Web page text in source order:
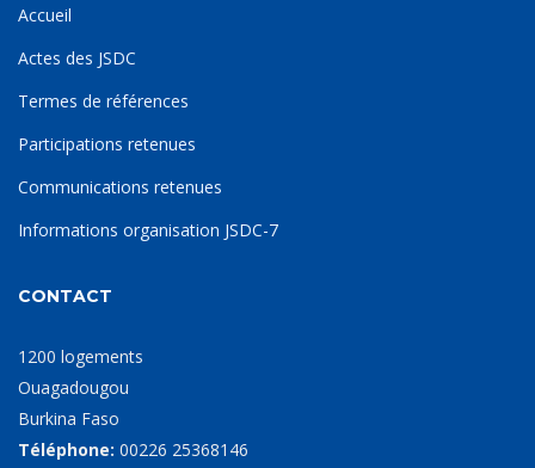
Accueil
Actes des JSDC
Termes de références
Participations retenues
Communications retenues
Informations organisation JSDC-7
CONTACT
1200 logements
Ouagadougou
Burkina Faso
Téléphone: 00226 25368146